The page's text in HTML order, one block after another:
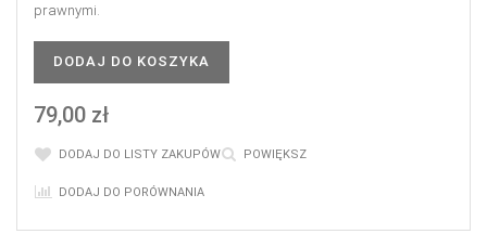
prawnymi.
DODAJ DO KOSZYKA
79,00 zł
DODAJ DO LISTY ZAKUPÓW POWIĘKSZ
DODAJ DO PORÓWNANIA